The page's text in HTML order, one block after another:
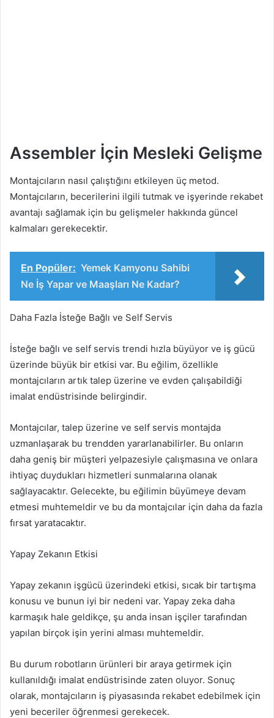
Assembler İçin Mesleki Gelişme
Montajcıların nasıl çalıştığını etkileyen üç metod.
Montajcıların, becerilerini ilgili tutmak ve işyerinde rekabet
avantajı sağlamak için bu gelişmeler hakkında güncel
kalmaları gerekecektir.
En Popüler: Yemek Kamyonu Sahibi
Ne İş Yapar ve Maaşları Ne Kadar?
Daha Fazla İsteğe Bağlı ve Self Servis
İsteğe bağlı ve self servis trendi hızla büyüyor ve iş gücü
üzerinde büyük bir etkisi var. Bu eğilim, özellikle
montajcıların artık talep üzerine ve evden çalışabildiği
imalat endüstrisinde belirgindir.
Montajcılar, talep üzerine ve self servis montajda
uzmanlaşarak bu trendden yararlanabilirler. Bu onların
daha geniş bir müşteri yelpazesiyle çalışmasına ve onlara
ihtiyaç duydukları hizmetleri sunmalarına olanak
sağlayacaktır. Gelecekte, bu eğilimin büyümeye devam
etmesi muhtemeldir ve bu da montajcılar için daha da fazla
fırsat yaratacaktır.
Yapay Zekanın Etkisi
Yapay zekanın işgücü üzerindeki etkisi, sıcak bir tartışma
konusu ve bunun iyi bir nedeni var. Yapay zeka daha
karmaşık hale geldikçe, şu anda insan işçiler tarafından
yapılan birçok işin yerini alması muhtemeldir.
Bu durum robotların ürünleri bir araya getirmek için
kullanıldığı imalat endüstrisinde zaten oluyor. Sonuç
olarak, montajcıların iş piyasasında rekabet edebilmek için
yeni beceriler öğrenmesi gerekecek.